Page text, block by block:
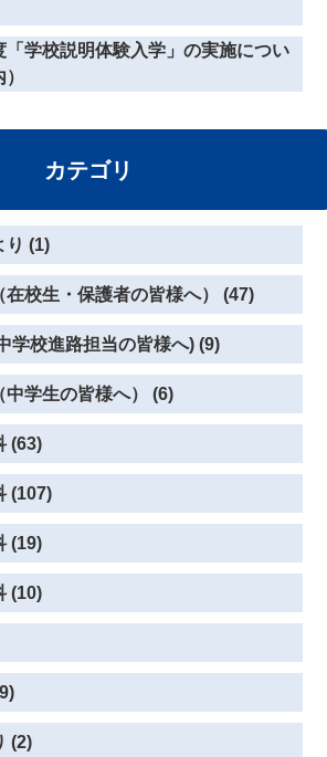
「学校説明体験入学」の実施につい
カテゴリ
り (1)
在校生・保護者の皆様へ） (47)
学校進路担当の皆様へ) (9)
中学生の皆様へ） (6)
(63)
(107)
(19)
(10)
(2)